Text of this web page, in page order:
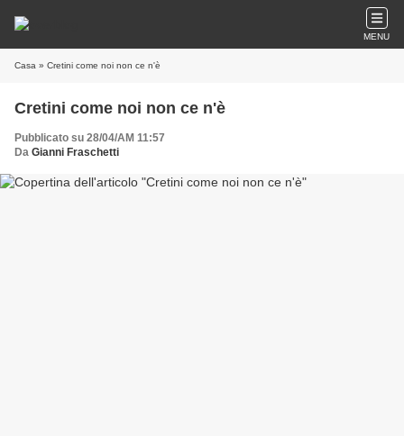
MENU
Casa » Cretini come noi non ce n'è
Cretini come noi non ce n'è
Pubblicato su 28/04/AM 11:57
Da Gianni Fraschetti